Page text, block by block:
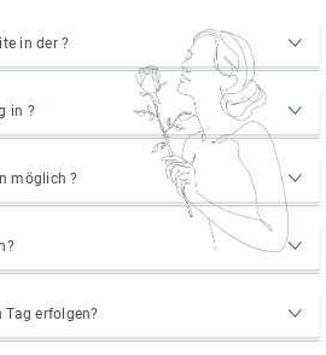
in der ?
in ?
möglich ?
Tag erfolgen?